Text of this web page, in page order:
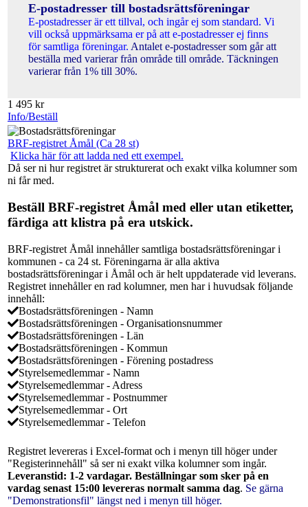
E-postadresser till bostadsrättsföreningar
E-postadresser är ett tillval, och ingår ej som standard. Vi
vill också uppmärksama er på att e-postadresser ej finns
för samtliga föreningar. Antalet e-postadresser som går att
beställa med varierar från område till område. Täckningen
varierar från 1% till 30%.
1 495 kr
Info/Beställ
BRF-registret Åmål (Ca 28 st)
Klicka här för att ladda ned ett exempel.
Då ser ni hur registret är strukturerat och exakt vilka kolumner som
ni får med.
Beställ BRF-registret Åmål med eller utan etiketter,
färdiga att klistra på era utskick.
BRF-registret Åmål innehåller samtliga bostadsrättsföreningar i
kommunen - ca 24 st. Föreningarna är alla aktiva
bostadsrättsföreningar i Åmål och är helt uppdaterade vid leverans.
Registret innehåller en rad kolumner, men har i huvudsak följande
innehåll:
Bostadsrättsföreningen - Namn
Bostadsrättsföreningen - Organisationsnummer
Bostadsrättsföreningen - Län
Bostadsrättsföreningen - Kommun
Bostadsrättsföreningen - Förening postadress
Styrelsemedlemmar - Namn
Styrelsemedlemmar - Adress
Styrelsemedlemmar - Postnummer
Styrelsemedlemmar - Ort
Styrelsemedlemmar - Telefon
Registret levereras i Excel-format och i menyn till höger under
"Registerinnehåll" så ser ni exakt vilka kolumner som ingår.
Leveranstid: 1-2 vardagar. Beställningar som sker på en
vardag senast 15:00 levereras normalt samma dag. Se gärna
"Demonstrationsfil" längst ned i menyn till höger.